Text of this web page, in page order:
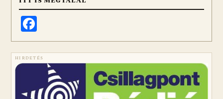
HIRDETÉS